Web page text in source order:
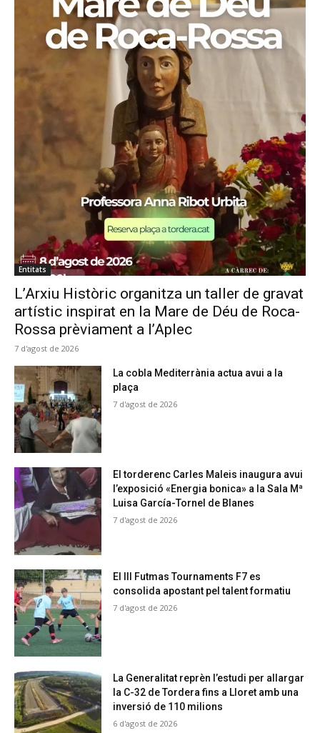
Entitats
L’Arxiu Històric organitza un taller de gravat
artístic inspirat en la Mare de Déu de Roca-
Rossa prèviament a l’Aplec
7 d'agost de 2026
La cobla Mediterrània actua avui a la
plaça
7 d'agost de 2026
El torderenc Carles Maleis inaugura avui
l’exposició «Energia bonica» a la Sala Mª
Luisa García-Tornel de Blanes
7 d'agost de 2026
El III Futmas Tournaments F7 es
consolida apostant pel talent formatiu
7 d'agost de 2026
La Generalitat reprèn l’estudi per allargar
la C-32 de Tordera fins a Lloret amb una
inversió de 110 milions
6 d'agost de 2026